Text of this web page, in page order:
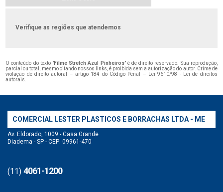
Verifique as regiões que atendemos
O conteúdo do texto "Filme Stretch Azul Pinheiros" é de direito reservado. Sua reprodução,
parcial ou total, mesmo citando nossos links, é proibida sem a autorização do autor. Crime de
violação de direito autoral – artigo 184 do Código Penal –
Lei 9610/98 - Lei de direitos
autorais.
COMERCIAL LESTER PLASTICOS E BORRACHAS LTDA - ME
Av. Eldorado, 1009 - Casa Grande
Diadema - SP - CEP: 09961-470
(11) 4061-1200